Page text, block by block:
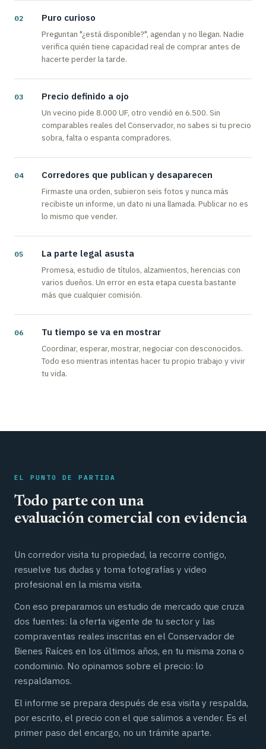
Puro curioso
Preguntan "¿está disponible?", agendan y no llegan. Nadie
verifica quién tiene capacidad real de comprar antes de
hacerte perder la tarde.
Precio definido a ojo
Un vecino pide 8.000 UF, otro vendió en 6.500. Sin
comparables reales del Conservador, no sabes si tu precio
sobra, falta o espanta compradores.
Corredores que publican y desaparecen
Firmaste una orden, subieron seis fotos y nunca más
recibiste un informe, un dato ni una llamada. Publicar no es
lo mismo que vender.
La parte legal asusta
Promesa, estudio de títulos, alzamientos, herencias con
varios dueños. Un error en esta etapa cuesta bastante
más que cualquier comisión.
Tu tiempo se va en mostrar
Coordinar, esperar, mostrar, negociar con desconocidos.
Todo eso mientras intentas hacer tu propio trabajo y vivir
tu vida.
EL PUNTO DE PARTIDA
Todo parte con una
evaluación comercial con evidencia
Un corredor visita tu propiedad, la recorre contigo,
resuelve tus dudas y toma fotografías y video
profesional en la misma visita.
Con eso preparamos un estudio de mercado que cruza
dos fuentes: la oferta vigente de tu sector y las
compraventas reales inscritas en el Conservador de
Bienes Raíces en los últimos años, en tu misma zona o
condominio. No opinamos sobre el precio: lo
respaldamos.
El informe se prepara después de esa visita y respalda,
por escrito, el precio con el que salimos a vender. Es el
primer paso del encargo, no un trámite aparte.